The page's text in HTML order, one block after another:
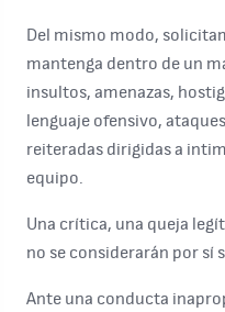
Del mismo modo,
mantenga dentro de un
insultos, amenazas,
lenguaje ofensivo,
reiteradas dirigidas a
equipo.
Una crítica, una queja
no se considerarán por sí
Ante una conducta